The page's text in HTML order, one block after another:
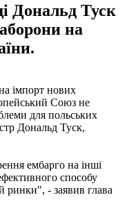
Дональд Туск
на
імпорт нових
Союз не
для польських
Дональд Туск,
ембарго на інші
способу
ринки", - заявив глава